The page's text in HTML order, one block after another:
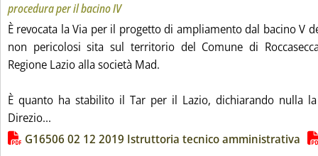
procedura per il bacino IV
È revocata la Via per il progetto di ampliamento dal bacino V
non pericolosi sita sul territorio del Comune di
Regione Lazio alla società Mad.
È quanto ha stabilito il Tar per il Lazio, dichiarando nulla
Direzio...
Lista allegati PDF alla notizia
G16506 02 12 2019 Istruttoria tecnico amministrativa